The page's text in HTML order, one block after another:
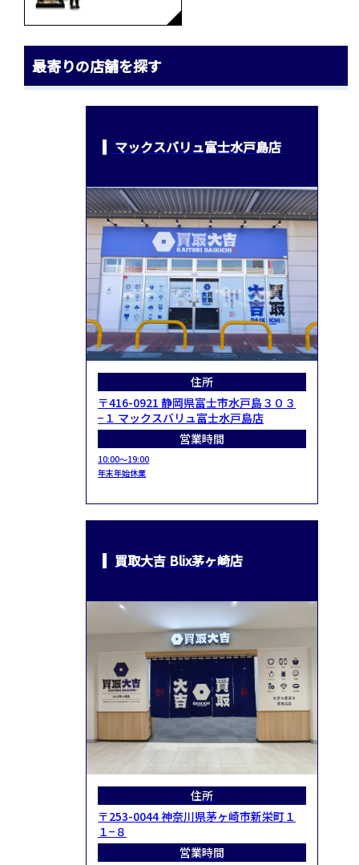
最寄りの店舗を探す
マックスバリュ富士水戸島店
住所
〒416-0921 静岡県富士市水戸島３０３
−１ マックスバリュ富士水戸島店
営業時間
10:00～19:00
年末年始休業
買取大吉 Blix茅ヶ崎店
住所
〒253-0044 神奈川県茅ヶ崎市新栄町１
１−８
営業時間